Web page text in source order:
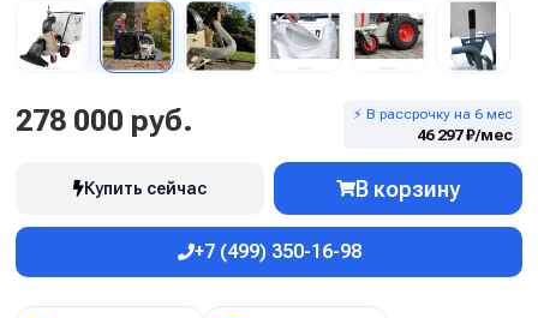
278 000 руб. ⚡ В рассрочку на 6 мес
46 297 ₽/мес
Купить сейчас В корзину
+7 (499) 350-16-98